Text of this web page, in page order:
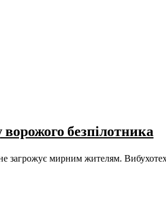
безпілотника
загрожує мирним жителям.